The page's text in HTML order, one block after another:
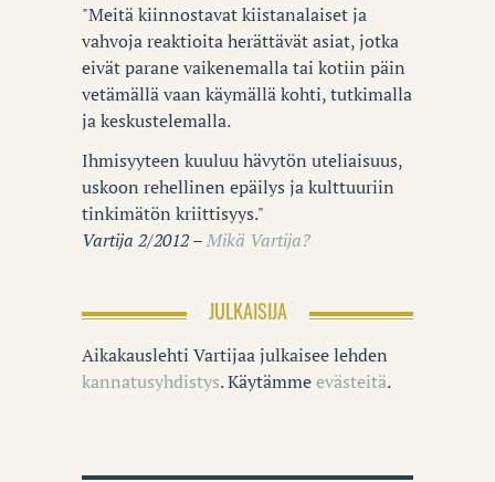
"Meitä kiinnostavat kiistanalaiset ja
vahvoja reaktioita herättävät asiat, jotka
eivät parane vaikenemalla tai kotiin päin
vetämällä vaan käymällä kohti, tutkimalla
ja keskustelemalla.
Ihmisyyteen kuuluu hävytön uteliaisuus,
uskoon rehellinen epäilys ja kulttuuriin
tinkimätön kriittisyys."
Vartija 2/2012 –Mikä Vartija?
JULKAISIJA
Aikakauslehti Vartijaa julkaisee lehden
kannatusyhdistys. Käytämmeevästeitä.